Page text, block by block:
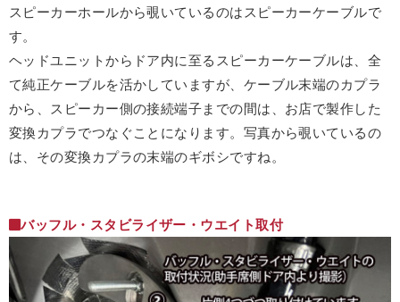
スピーカーホールから覗いているのはスピーカーケーブルで
す。
ヘッドユニットからドア内に至るスピーカーケーブルは、全
て純正ケーブルを活かしていますが、ケーブル末端のカプラ
から、スピーカー側の接続端子までの間は、お店で製作した
変換カプラでつなぐことになります。写真から覗いているの
は、その変換カプラの末端のギボシですね。
バッフル・スタビライザー・ウエイト取付